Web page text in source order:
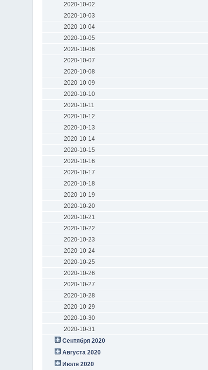
2020-10-02
2020-10-03
2020-10-04
2020-10-05
2020-10-06
2020-10-07
2020-10-08
2020-10-09
2020-10-10
2020-10-11
2020-10-12
2020-10-13
2020-10-14
2020-10-15
2020-10-16
2020-10-17
2020-10-18
2020-10-19
2020-10-20
2020-10-21
2020-10-22
2020-10-23
2020-10-24
2020-10-25
2020-10-26
2020-10-27
2020-10-28
2020-10-29
2020-10-30
2020-10-31
Сентября 2020
Августа 2020
Июля 2020